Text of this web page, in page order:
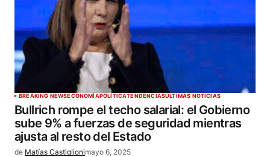
BREAKING NEWSECONOMÍAPOLÍTICATENDENCIASÚLTIMAS NOTICIAS
Bullrich rompe el techo salarial: el Gobierno
sube 9% a fuerzas de seguridad mientras
ajusta al resto del Estado
de Matías Castiglionimayo 6, 2025